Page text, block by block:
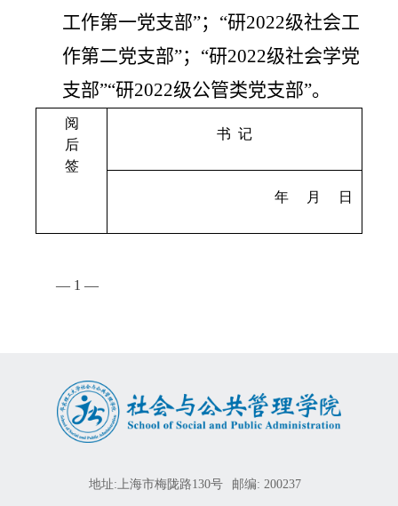
工作第一党支部”；“研2022级社会工
作第二党支部”；“研2022级社会学党
支部”“研2022级公管类党支部”。
阅
后
签
书 记
年 月 日
— 1 —
地址:上海市梅陇路130号 邮编: 200237